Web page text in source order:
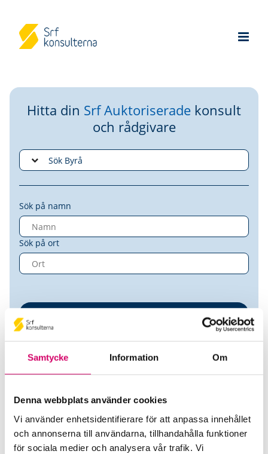
Samtycke Information Om
Denna webbplats använder cookies
Vi använder enhetsidentifierare för att anpassa innehållet
och annonserna till användarna, tillhandahålla funktioner
för sociala medier och analysera vår trafik. Vi
Hitta din Srf Auktoriserade konsult
och rådgivare
Sök på namn
Sök på ort
San Redovisning AB